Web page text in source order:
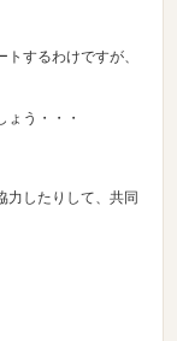
するわけですが、
う・・・
力したりして、共同